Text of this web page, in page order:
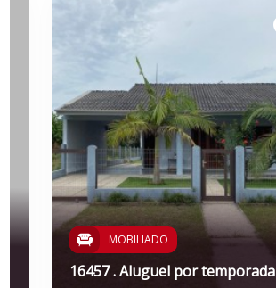
MOBILIADO
16457 . Aluguel por temporada